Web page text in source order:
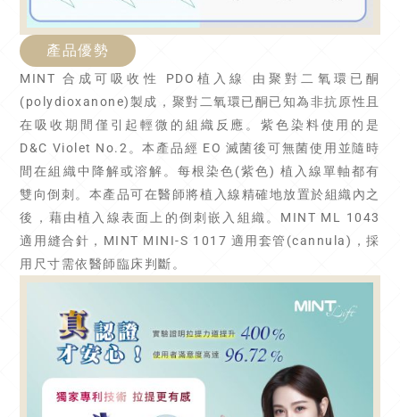
產品優勢
MINT 合成可吸收性 PDO植入線 由聚對二氧環已酮
(polydioxanone)製成，聚對二氧環已酮已知為非抗原性且
在吸收期間僅引起輕微的組織反應。紫色染料使用的是
D&C Violet No.2。本產品經 EO 滅菌後可無菌使用並隨時
間在組織中降解或溶解。每根染色(紫色) 植入線單軸都有
雙向倒刺。本產品可在醫師將植入線精確地放置於組織內之
後，藉由植入線表面上的倒刺嵌入組織。MINT ML 1043
適用縫合針，MINT MINI-S 1017 適用套管(cannula)，採
用尺寸需依醫師臨床判斷。